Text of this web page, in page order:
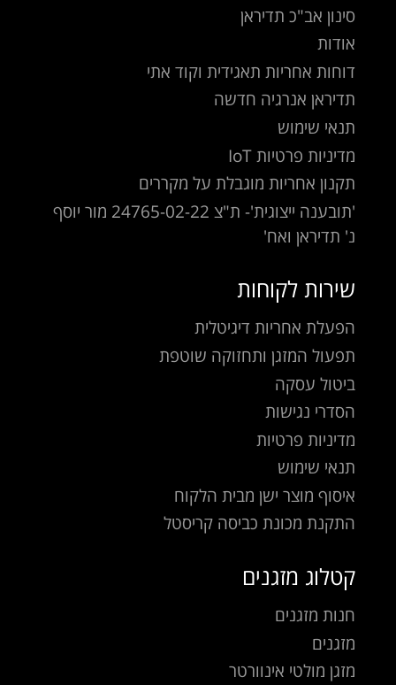
סינון אב"כ תדיראן
אודות
דוחות אחריות תאגידית וקוד אתי
תדיראן אנרגיה חדשה
תנאי שימוש
מדיניות פרטיות IoT
תקנון אחריות מוגבלת על מקררים
'תובענה ייצוגית'- ת"צ 24765-02-22 מור יוסף
נ' תדיראן ואח'
שירות לקוחות
הפעלת אחריות דיגיטלית
תפעול המזגן ותחזוקה שוטפת
ביטול עסקה
הסדרי נגישות
מדיניות פרטיות
תנאי שימוש
איסוף מוצר ישן מבית הלקוח
התקנת מכונת כביסה קריסטל
קטלוג מזגנים
חנות מזגנים
מזגנים
מזגן מולטי אינוורטר